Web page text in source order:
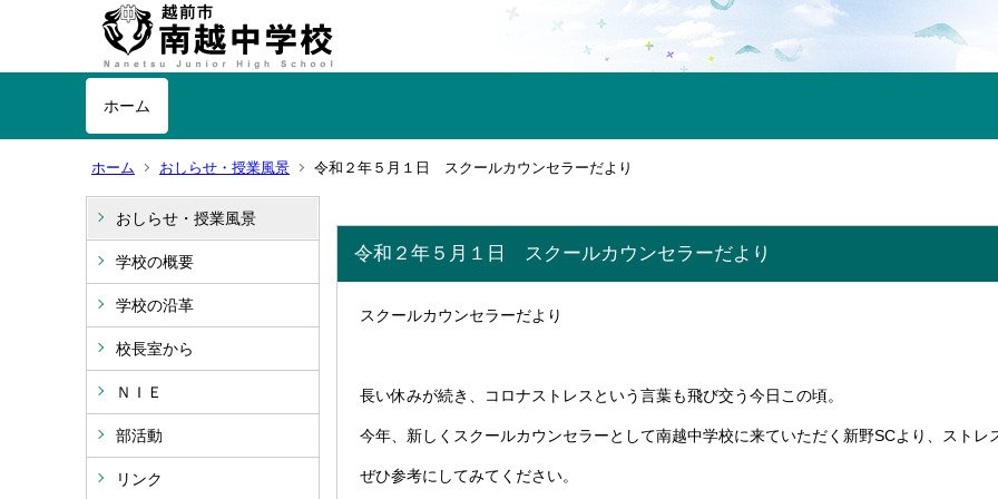
ホーム
ホーム おしらせ・授業風景 令和２年５月１日 スクールカウンセラーだより
おしらせ・授業風景
学校の概要
学校の沿革
校長室から
ＮＩＥ
部活動
リンク
令和２年５月１日 スクールカウンセラーだより
スクールカウンセラーだより
長い休みが続き、コロナストレスという言葉も飛び交う今日この頃。
今年、新しくスクールカウンセラーとして南越中学校に来ていただく新野SCより、スト
ぜひ参考にしてみてください。